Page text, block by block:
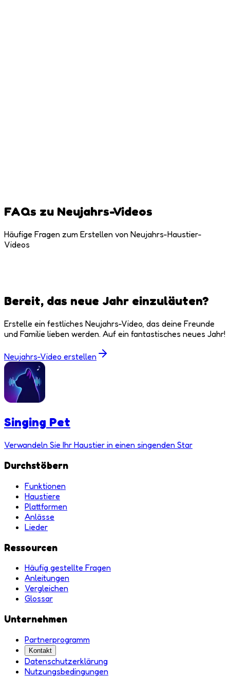
FAQs zu Neujahrs-Videos
Häufige Fragen zum Erstellen von Neujahrs-Haustier-
Videos
Bereit, das neue Jahr einzuläuten?
Erstelle ein festliches Neujahrs-Video, das deine Freunde
und Familie lieben werden. Auf ein fantastisches neues Jahr!
Neujahrs-Video erstellen
Singing Pet
Verwandeln Sie Ihr Haustier in einen singenden Star
Durchstöbern
Funktionen
Haustiere
Plattformen
Anlässe
Lieder
Ressourcen
Häufig gestellte Fragen
Anleitungen
Vergleichen
Glossar
Unternehmen
Partnerprogramm
Kontakt
Datenschutzerklärung
Nutzungsbedingungen